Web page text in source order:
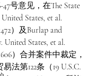
号意见，在The State
States, et al.
）及Burlap and
United States, et al.
）合并案件中裁定，
法第122条（19 U.S.C.